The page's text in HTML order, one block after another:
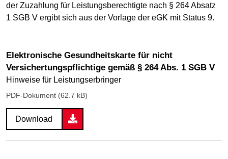
der Zuzahlung für Leistungsberechtigte nach § 264 Absatz
1 SGB V ergibt sich aus der Vorlage der eGK mit Status 9.
Elektronische Gesundheitskarte für nicht
Versichertungspflichtige gemäß § 264 Abs. 1 SGB V
Hinweise für Leistungserbringer
PDF-Dokument (62.7 kB)
Download